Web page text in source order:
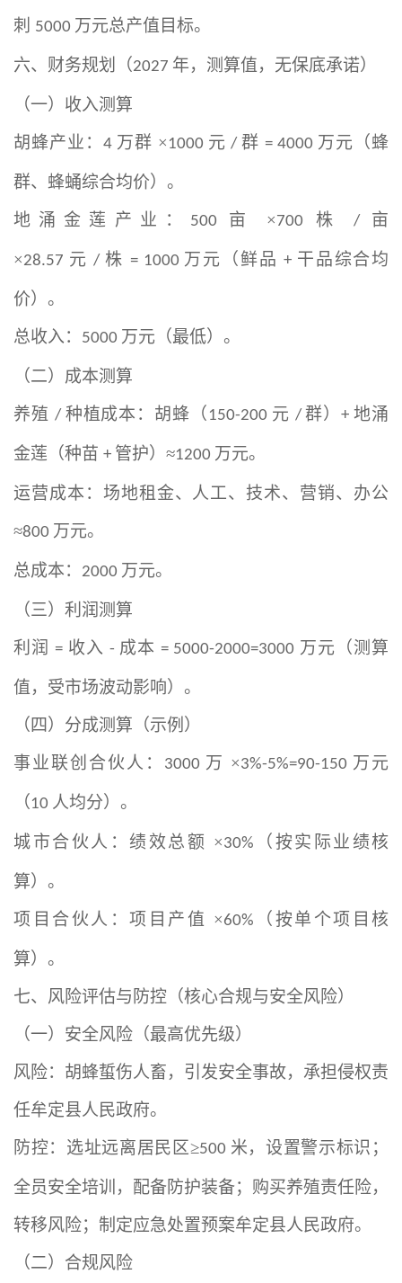
刺 5000 万元总产值目标。
六、财务规划（2027 年，测算值，无保底承诺）
（一）收入测算
胡蜂产业： 4 万群 × 1000 元/群 = 4000 万元（蜂
群、蜂蛹综合均价）。
地涌金莲产业：
500 亩 ×700 株 / 亩
×28.57 元/株 = 1000 万元（鲜品+ 干品综合均
价）。
总收入：
5000 万元（最低）。
（二）成本测算
养殖 / 种植成本：胡蜂（ 150-200 元 /群）+地涌
金莲（种苗 + 管护）≈1200 万元。
运营成本：场地租金、人工、技术、营销、办公
≈800 万元。
总成本： 2000 万元。
（三）利润测算
利润 = 收入 - 成本 = 5000-2000=3000 万元（测算
值，受市场波动影响）。
（四）分成测算（示例）
事业联创合伙人：
3000 万 ×3%-5%=90-150 万元
（ 10 人均分）。
城市合伙人：绩效总额 ×30% （按实际业绩核
算）。
项目合伙人：项目产值 ×60% （按单个项目核
算）。
七、风险评估与防控（核心合规与安全风险）
（一）安全风险（最高优先级）
风险：胡蜂蜇伤人畜，引发安全事故，承担侵权责
任牟定县人民政府。
防控：选址远离居民区≥500 米，设置警示标识；
全员安全培训，配备防护装备；购买养殖责任险，
转移风险；制定应急处置预案牟定县人民政府。
（二）合规风险